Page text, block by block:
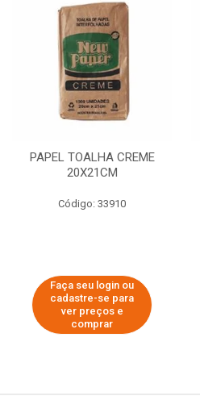
PAPEL TOALHA CREME
20X21CM
Código: 33910
Faça seu login ou
cadastre-se para
ver preços e
comprar